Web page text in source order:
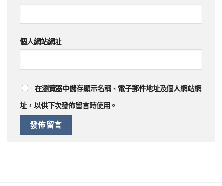
個人網站網址
在瀏覽器中儲存顯示名稱、電子郵件地址及個人網站網
址，以供下次發佈留言時使用。